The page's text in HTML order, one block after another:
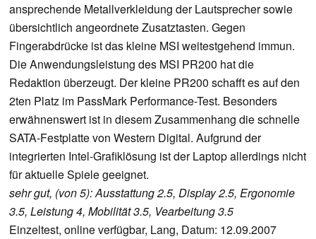
ansprechende Metallverkleidung der Lautsprecher sowie
übersichtlich angeordnete Zusatztasten. Gegen
Fingerabdrücke ist das kleine MSI weitestgehend immun.
Die Anwendungsleistung des MSI PR200 hat die
Redaktion überzeugt. Der kleine PR200 schafft es auf den
2ten Platz im PassMark Performance-Test. Besonders
erwähnenswert ist in diesem Zusammenhang die schnelle
SATA-Festplatte von Western Digital. Aufgrund der
integrierten Intel-Grafiklösung ist der Laptop allerdings nicht
für aktuelle Spiele geeignet.
sehr gut, (von 5): Ausstattung 2.5, Display 2.5, Ergonomie
3.5, Leistung 4, Mobilität 3.5, Vearbeitung 3.5
Einzeltest, online verfügbar, Lang, Datum: 12.09.2007